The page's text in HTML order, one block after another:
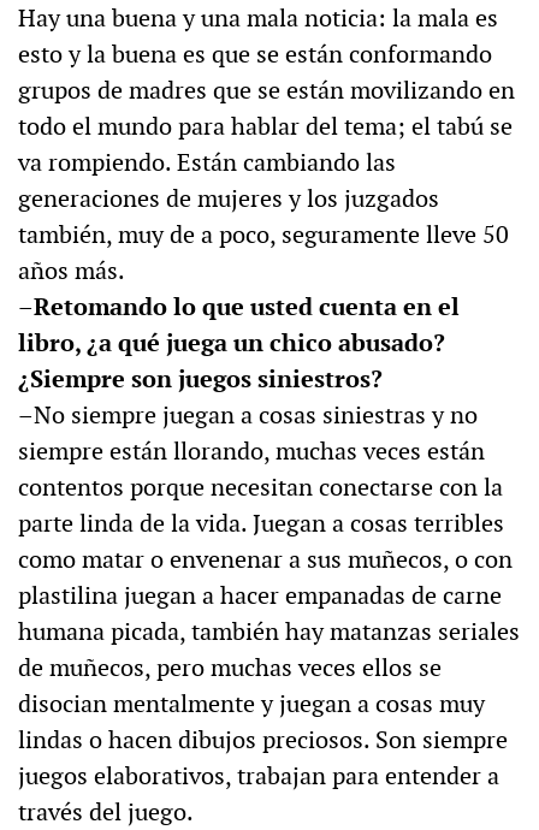
Hay una buena y una mala noticia: la mala es
esto y la buena es que se están conformando
grupos de madres que se están movilizando en
todo el mundo para hablar del tema; el tabú se
va rompiendo. Están cambiando las
generaciones de mujeres y los juzgados
también, muy de a poco, seguramente lleve 50
años más.
–Retomando lo que usted cuenta en el
libro, ¿a qué juega un chico abusado?
¿Siempre son juegos siniestros?
–No siempre juegan a cosas siniestras y no
siempre están llorando, muchas veces están
contentos porque necesitan conectarse con la
parte linda de la vida. Juegan a cosas terribles
como matar o envenenar a sus muñecos, o con
plastilina juegan a hacer empanadas de carne
humana picada, también hay matanzas seriales
de muñecos, pero muchas veces ellos se
disocian mentalmente y juegan a cosas muy
lindas o hacen dibujos preciosos. Son siempre
juegos elaborativos, trabajan para entender a
través del juego.